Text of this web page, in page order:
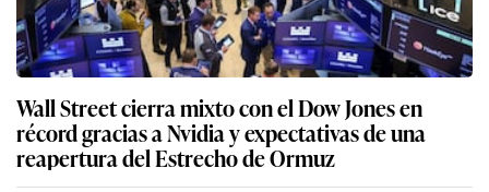
Wall Street cierra mixto con el Dow Jones en
récord gracias a Nvidia y expectativas de una
reapertura del Estrecho de Ormuz